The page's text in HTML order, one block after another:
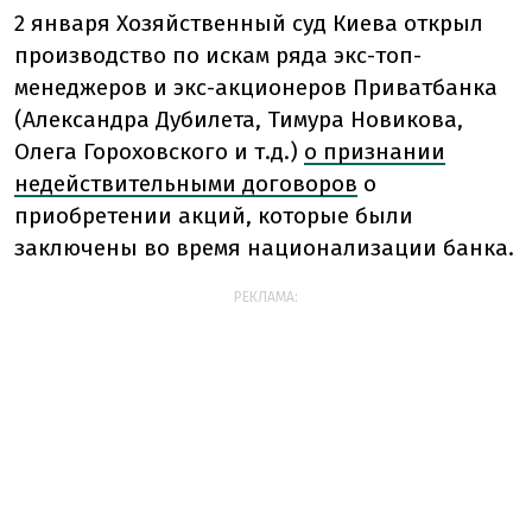
2 января Хозяйственный суд Киева открыл
производство по искам ряда экс-топ-
менеджеров и экс-акционеров Приватбанка
(Александра Дубилета, Тимура Новикова,
Олега Гороховского и т.д.) о признании
недействительными договоров о
приобретении акций, которые были
заключены во время национализации банка.
РЕКЛАМА: